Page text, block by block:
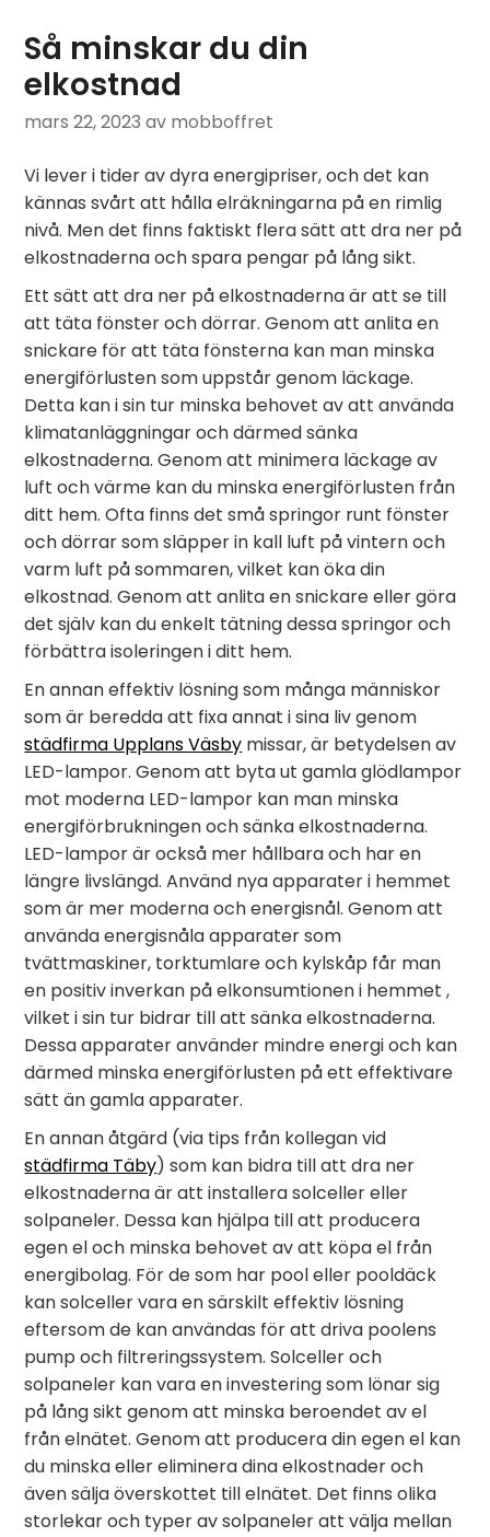
Så minskar du din
elkostnad
mars 22, 2023 av mobboffret
Vi lever i tider av dyra energipriser, och det kan
kännas svårt att hålla elräkningarna på en rimlig
nivå. Men det finns faktiskt flera sätt att dra ner på
elkostnaderna och spara pengar på lång sikt.
Ett sätt att dra ner på elkostnaderna är att se till
att täta fönster och dörrar. Genom att anlita en
snickare för att täta fönsterna kan man minska
energiförlusten som uppstår genom läckage.
Detta kan i sin tur minska behovet av att använda
klimatanläggningar och därmed sänka
elkostnaderna. Genom att minimera läckage av
luft och värme kan du minska energiförlusten från
ditt hem. Ofta finns det små springor runt fönster
och dörrar som släpper in kall luft på vintern och
varm luft på sommaren, vilket kan öka din
elkostnad. Genom att anlita en snickare eller göra
det själv kan du enkelt tätning dessa springor och
förbättra isoleringen i ditt hem.
En annan effektiv lösning som många människor
som är beredda att fixa annat i sina liv genom
städfirma Upplans Väsby missar, är betydelsen av
LED-lampor. Genom att byta ut gamla glödlampor
mot moderna LED-lampor kan man minska
energiförbrukningen och sänka elkostnaderna.
LED-lampor är också mer hållbara och har en
längre livslängd. Använd nya apparater i hemmet
som är mer moderna och energisnål. Genom att
använda energisnåla apparater som
tvättmaskiner, torktumlare och kylskåp får man
en positiv inverkan på elkonsumtionen i hemmet ,
vilket i sin tur bidrar till att sänka elkostnaderna.
Dessa apparater använder mindre energi och kan
därmed minska energiförlusten på ett effektivare
sätt än gamla apparater.
En annan åtgärd (via tips från kollegan vid
städfirma Täby) som kan bidra till att dra ner
elkostnaderna är att installera solceller eller
solpaneler. Dessa kan hjälpa till att producera
egen el och minska behovet av att köpa el från
energibolag. För de som har pool eller pooldäck
kan solceller vara en särskilt effektiv lösning
eftersom de kan användas för att driva poolens
pump och filtreringssystem. Solceller och
solpaneler kan vara en investering som lönar sig
på lång sikt genom att minska beroendet av el
från elnätet. Genom att producera din egen el kan
du minska eller eliminera dina elkostnader och
även sälja överskottet till elnätet. Det finns olika
storlekar och typer av solpaneler att välja mellan